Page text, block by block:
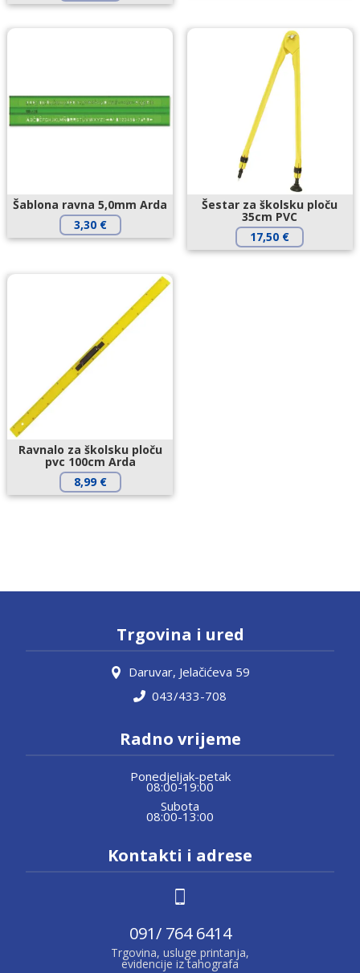
Šablona ravna 5,0mm Arda
3,30 €
Šestar za školsku ploču
35cm PVC
17,50 €
Ravnalo za školsku ploču
pvc 100cm Arda
8,99 €
Trgovina i ured
Daruvar, Jelačićeva 59
043/433-708
Radno vrijeme
Ponedjeljak-petak
08:00-19:00
Subota
08:00-13:00
Kontakti i adrese
091/ 764 6414
Trgovina, usluge printanja,
evidencije iz tahografa